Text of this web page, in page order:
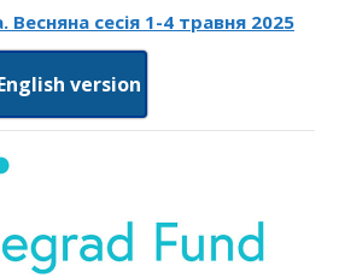
сесія 1-4 травня 2025
version